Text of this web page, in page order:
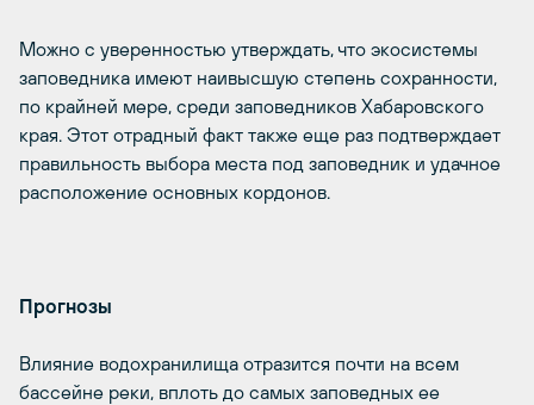
Можно с уверенностью утверждать, что экосистемы
заповедника имеют наивысшую степень сохранности,
по крайней мере, среди заповедников Хабаровского
края. Этот отрадный факт также еще раз подтверждает
правильность выбора места под заповедник и удачное
расположение основных кордонов.
Прогнозы
Влияние водохранилища отразится почти на всем
бассейне реки, вплоть до самых заповедных ее